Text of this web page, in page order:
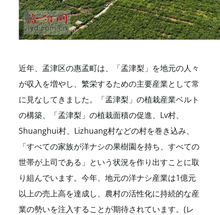
近年、孟津区の惠孟町は、「孟津梨」を地元の人々
が収入を増やし、繁栄するための主要産業として常
に見なしてきました。「孟津梨」の植栽産業ベルト
の構築、「孟津梨」の植栽面積の促進、Lv村、
Shuanghui村、Lizhuang村などの村を巻き込み、
「すべての家族が洋ナシの果樹園を持ち、すべての
世帯が上司である」という状況を作り出すことに取
り組んでいます。今年、地元の洋ナシ産業は1億元
以上の売上高を達成し、農村の活性化に持続的な産
業の勢いを注入することが期待されています。(レ